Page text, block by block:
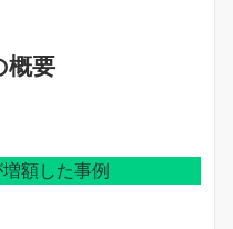
概要
額した事例